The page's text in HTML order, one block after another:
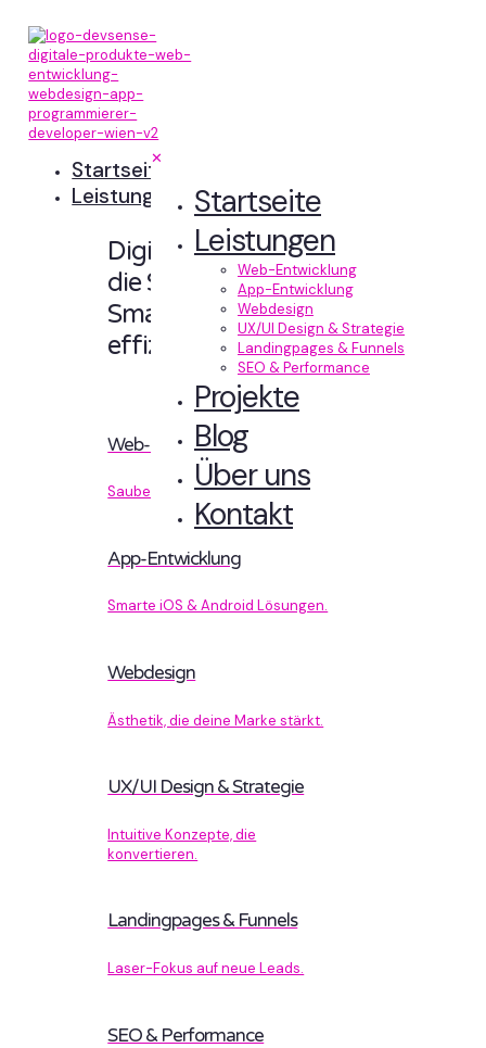
✕
Startseite
Leistungen
Web-Entwicklung
App-Entwicklung
Webdesign
UX/UI Design & Strategie
Landingpages & Funnels
SEO & Performance
Projekte
Blog
Über uns
Kontakt
Startseite
Leistungen
Digitale Erlebnisse,
die Sinn machen.
Smart designt und
effizient entwickelt.
Web-Entwicklung
Sauberer Code, der performt.
App-Entwicklung
Smarte iOS & Android Lösungen.
Webdesign
Ästhetik, die deine Marke stärkt.
UX/UI Design & Strategie
Intuitive Konzepte, die
konvertieren.
Landingpages & Funnels
Laser-Fokus auf neue Leads.
SEO & Performance